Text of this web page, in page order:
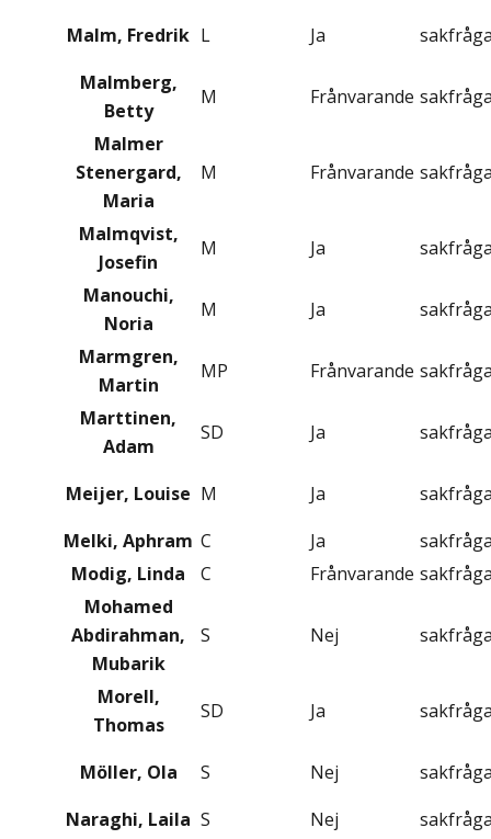
Malm, Fredrik L Ja
Malmberg,
Betty
M Frånvarande
Malmer
Stenergard,
Maria
M Frånvarande
Malmqvist,
Josefin
M Ja
Manouchi,
Noria
M Ja
Marmgren,
Martin
MP Frånvarande
Marttinen,
Adam
SD Ja
Meijer, Louise M Ja
Melki, Aphram C Ja
Modig, Linda
C Frånvarande
Mohamed
Abdirahman,
Mubarik
S Nej
Morell,
Thomas
SD Ja
Möller, Ola S Nej
Naraghi, Laila S Nej